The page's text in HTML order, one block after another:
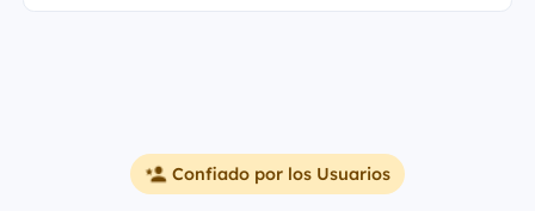
Confiado por los Usuarios